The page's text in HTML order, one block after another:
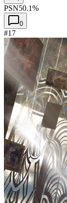
PSN50.1%
0
#17